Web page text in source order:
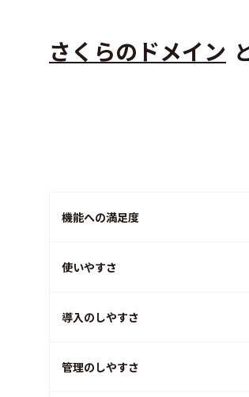
さくらのドメイン
機能への満足度
使いやすさ
導入のしやすさ
管理のしやすさ